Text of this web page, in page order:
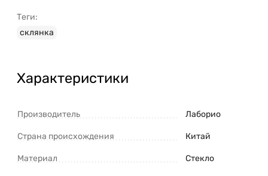
Теги:
склянка
Характеристики
Производитель Лаборио
Страна происхождения Китай
Материал Стекло